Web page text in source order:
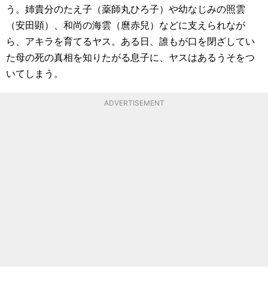
う。姉貴分のたえ子（薬師丸ひろ子）や幼なじみの照雲
（安田顕）、和尚の海雲（麿赤兒）などに支えられなが
ら、アキラを育てるヤス。ある日、誰もが口を閉ざしてい
た母の死の真相を知りたがる息子に、ヤスはあるうそをつ
いてしまう。
ADVERTISEMENT